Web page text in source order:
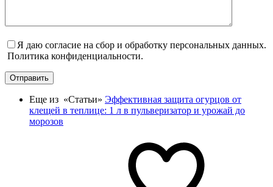
Я даю согласие на сбор и обработку персональных данных.
Политика конфиденциальности.
Отправить
Еще из «Статьи» Эффективная защита огурцов от
клещей в теплице: 1 л в пульверизатор и урожай до
морозов